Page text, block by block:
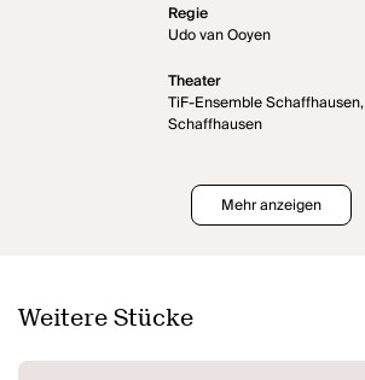
Regie
Udo van Ooyen
Theater
TiF-Ensemble Schaffhausen,
Schaffhausen
Mehr anzeigen
Weitere Stücke